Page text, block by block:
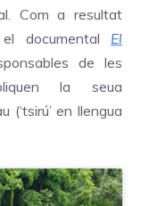
Com a resultat
documental El
de les
la seua
(‘tsirú’ en llengua